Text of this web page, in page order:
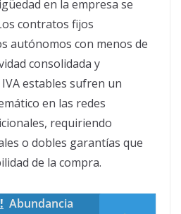
en la empresa se
contratos fijos
autónomos con menos de
consolidada y
estables sufren un
en las redes
requiriendo
o dobles garantías que
de la compra.
Abundancia